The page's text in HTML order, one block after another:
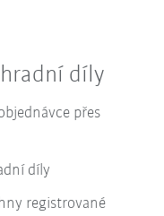
díly
přes
díly
registrované